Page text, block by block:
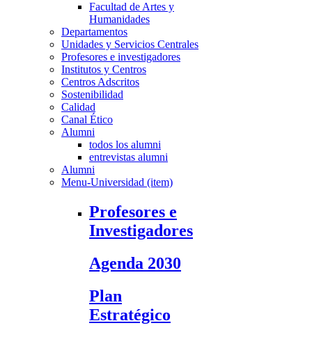
Facultad de Artes y
Humanidades
Departamentos
Unidades y Servicios Centrales
Profesores e investigadores
Institutos y Centros
Centros Adscritos
Sostenibilidad
Calidad
Canal Ético
Alumni
todos los alumni
entrevistas alumni
Alumni
Menu-Universidad (item)
Profesores e
Investigadores
Agenda 2030
Plan
Estratégico